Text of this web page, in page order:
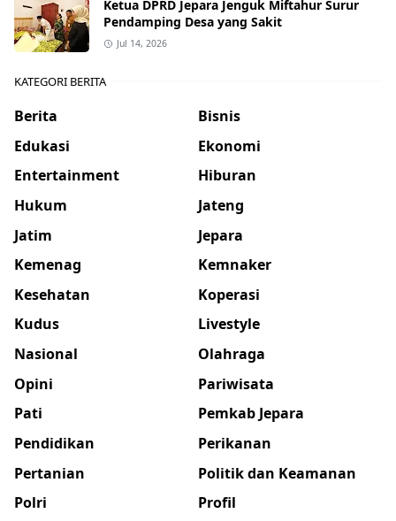
Ketua DPRD Jepara Jenguk Miftahur Surur
Pendamping Desa yang Sakit
Jul 14, 2026
KATEGORI BERITA
Berita
Bisnis
Edukasi
Ekonomi
Entertainment
Hiburan
Hukum
Jateng
Jatim
Jepara
Kemenag
Kemnaker
Kesehatan
Koperasi
Kudus
Livestyle
Nasional
Olahraga
Opini
Pariwisata
Pati
Pemkab Jepara
Pendidikan
Perikanan
Pertanian
Politik dan Keamanan
Polri
Profil